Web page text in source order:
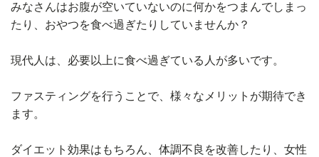
みなさんはお腹が空いていないのに何かをつまんでしまっ
たり、おやつを食べ過ぎたりしていませんか？
現代人は、必要以上に食べ過ぎている人が多いです。
ファスティングを行うことで、様々なメリットが期待でき
ます。
ダイエット効果はもちろん、体調不良を改善したり、女性